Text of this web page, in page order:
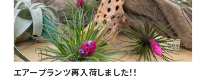
エアープランツ再入荷しました！！